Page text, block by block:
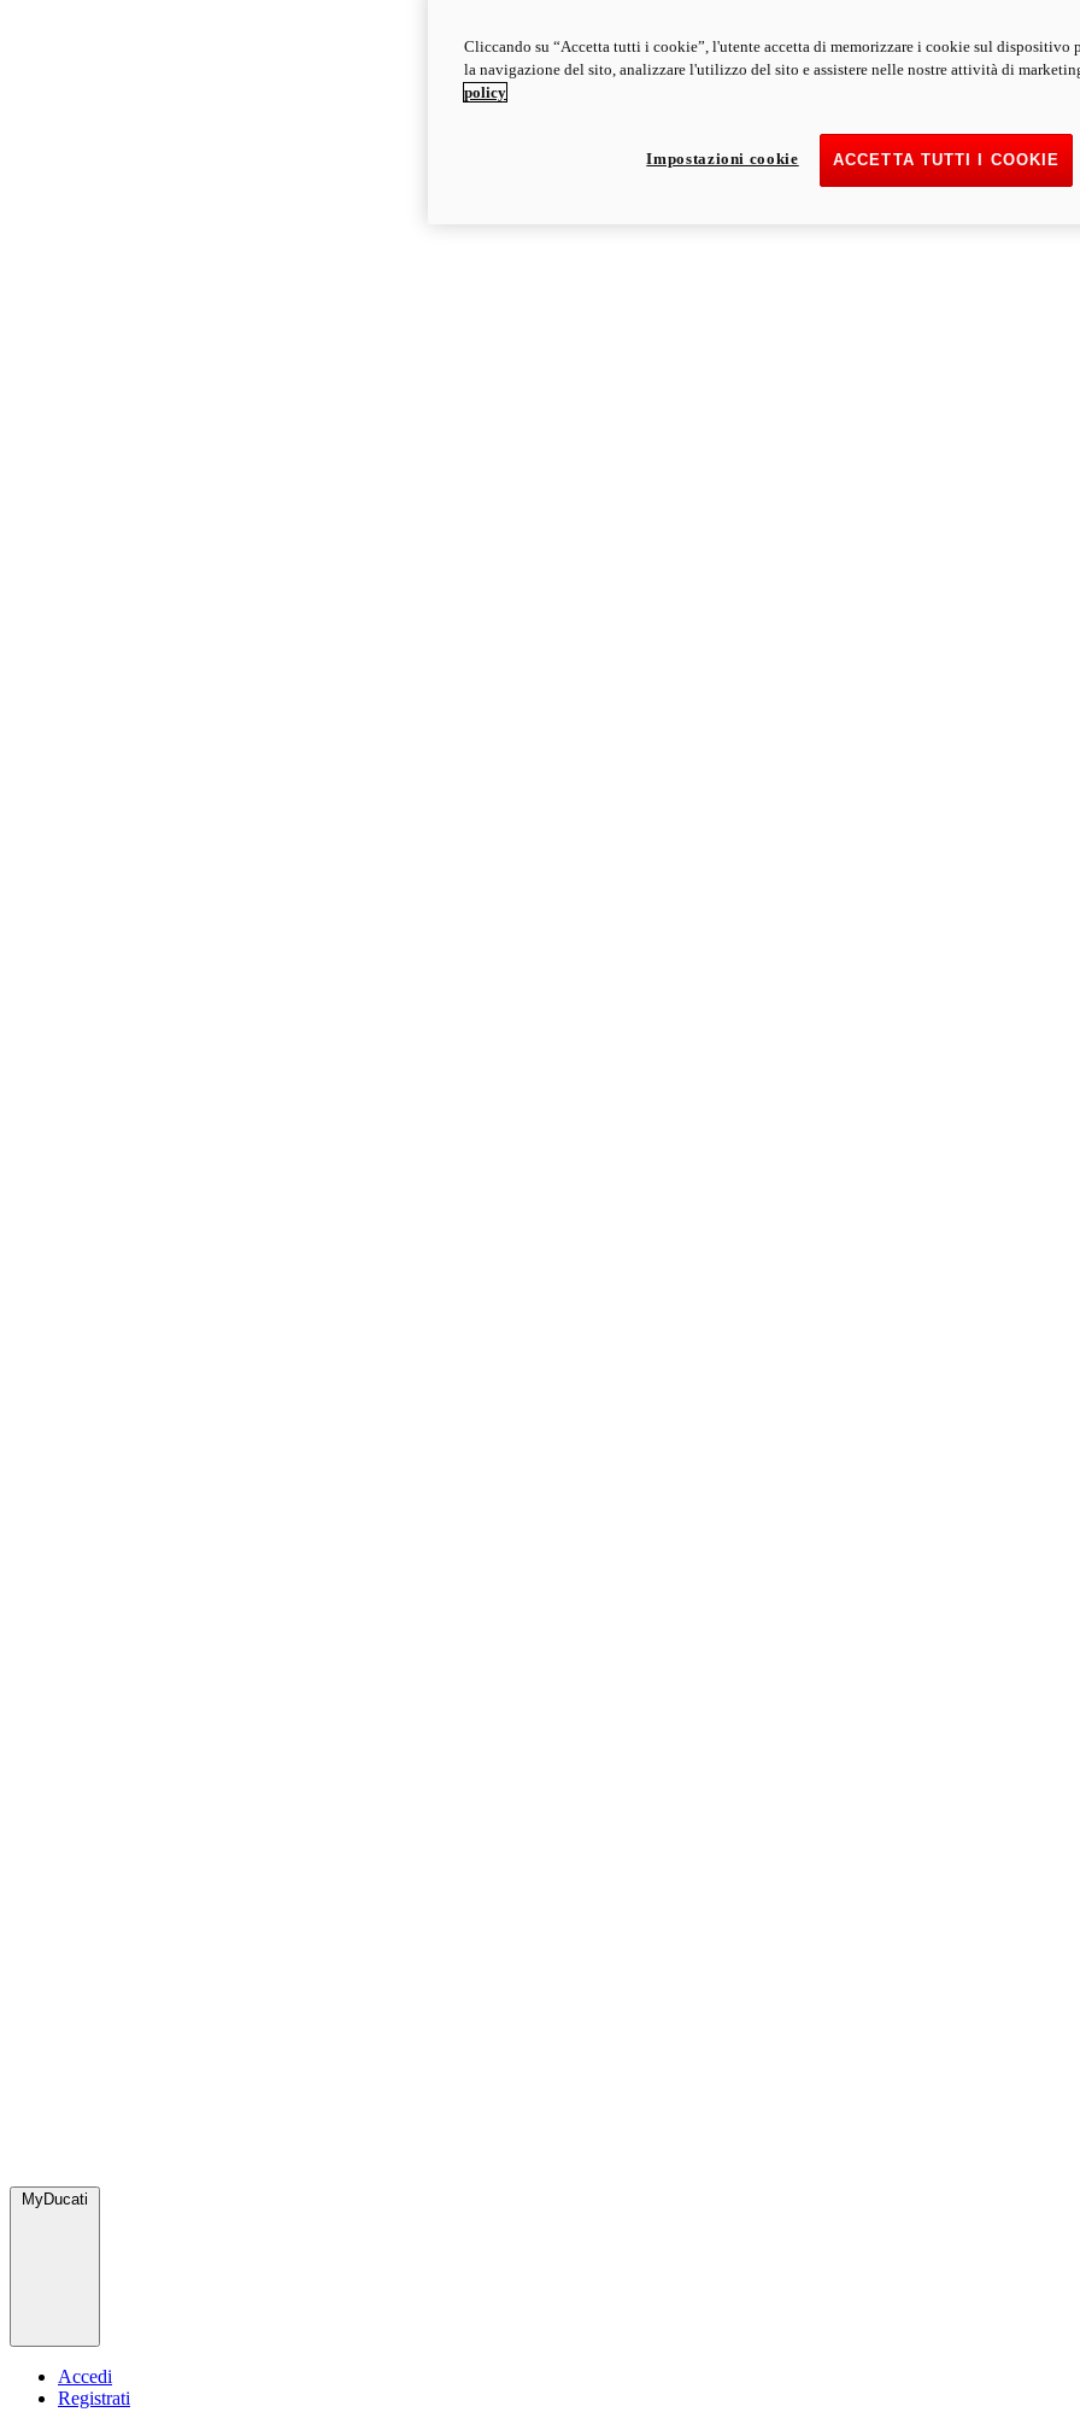
MyDucati
Accedi
Registrati
Cliccando su “Accetta tutti i cookie”, l'utente accetta di memorizzare i cookie sul dispositivo
la navigazione del sito, analizzare l'utilizzo del sito e assistere nelle nostre attività di
policy
ACCETTA TUTTI I COOKIE
Impostazioni cookie